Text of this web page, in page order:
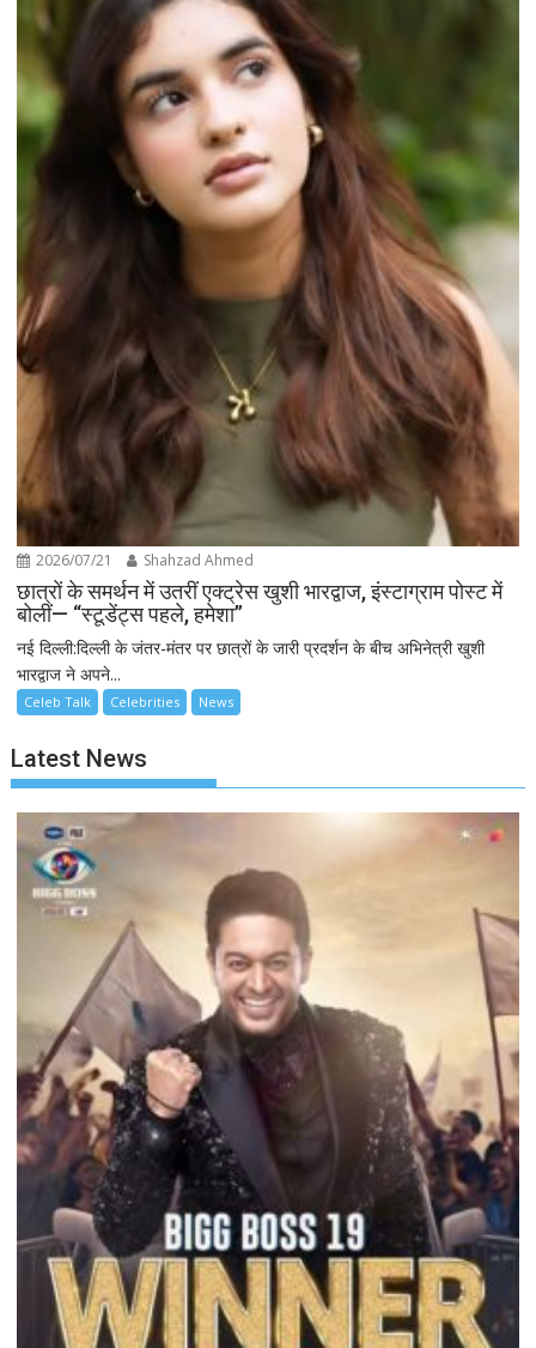
2026/07/21 Shahzad Ahmed
छात्रों के समर्थन में उतरीं एक्ट्रेस खुशी भारद्वाज, इंस्टाग्राम पोस्ट में
बोलीं— “स्टूडेंट्स पहले, हमेशा”
नई दिल्ली:दिल्ली के जंतर-मंतर पर छात्रों के जारी प्रदर्शन के बीच अभिनेत्री खुशी
भारद्वाज ने अपने...
Celeb Talk Celebrities News
Latest News